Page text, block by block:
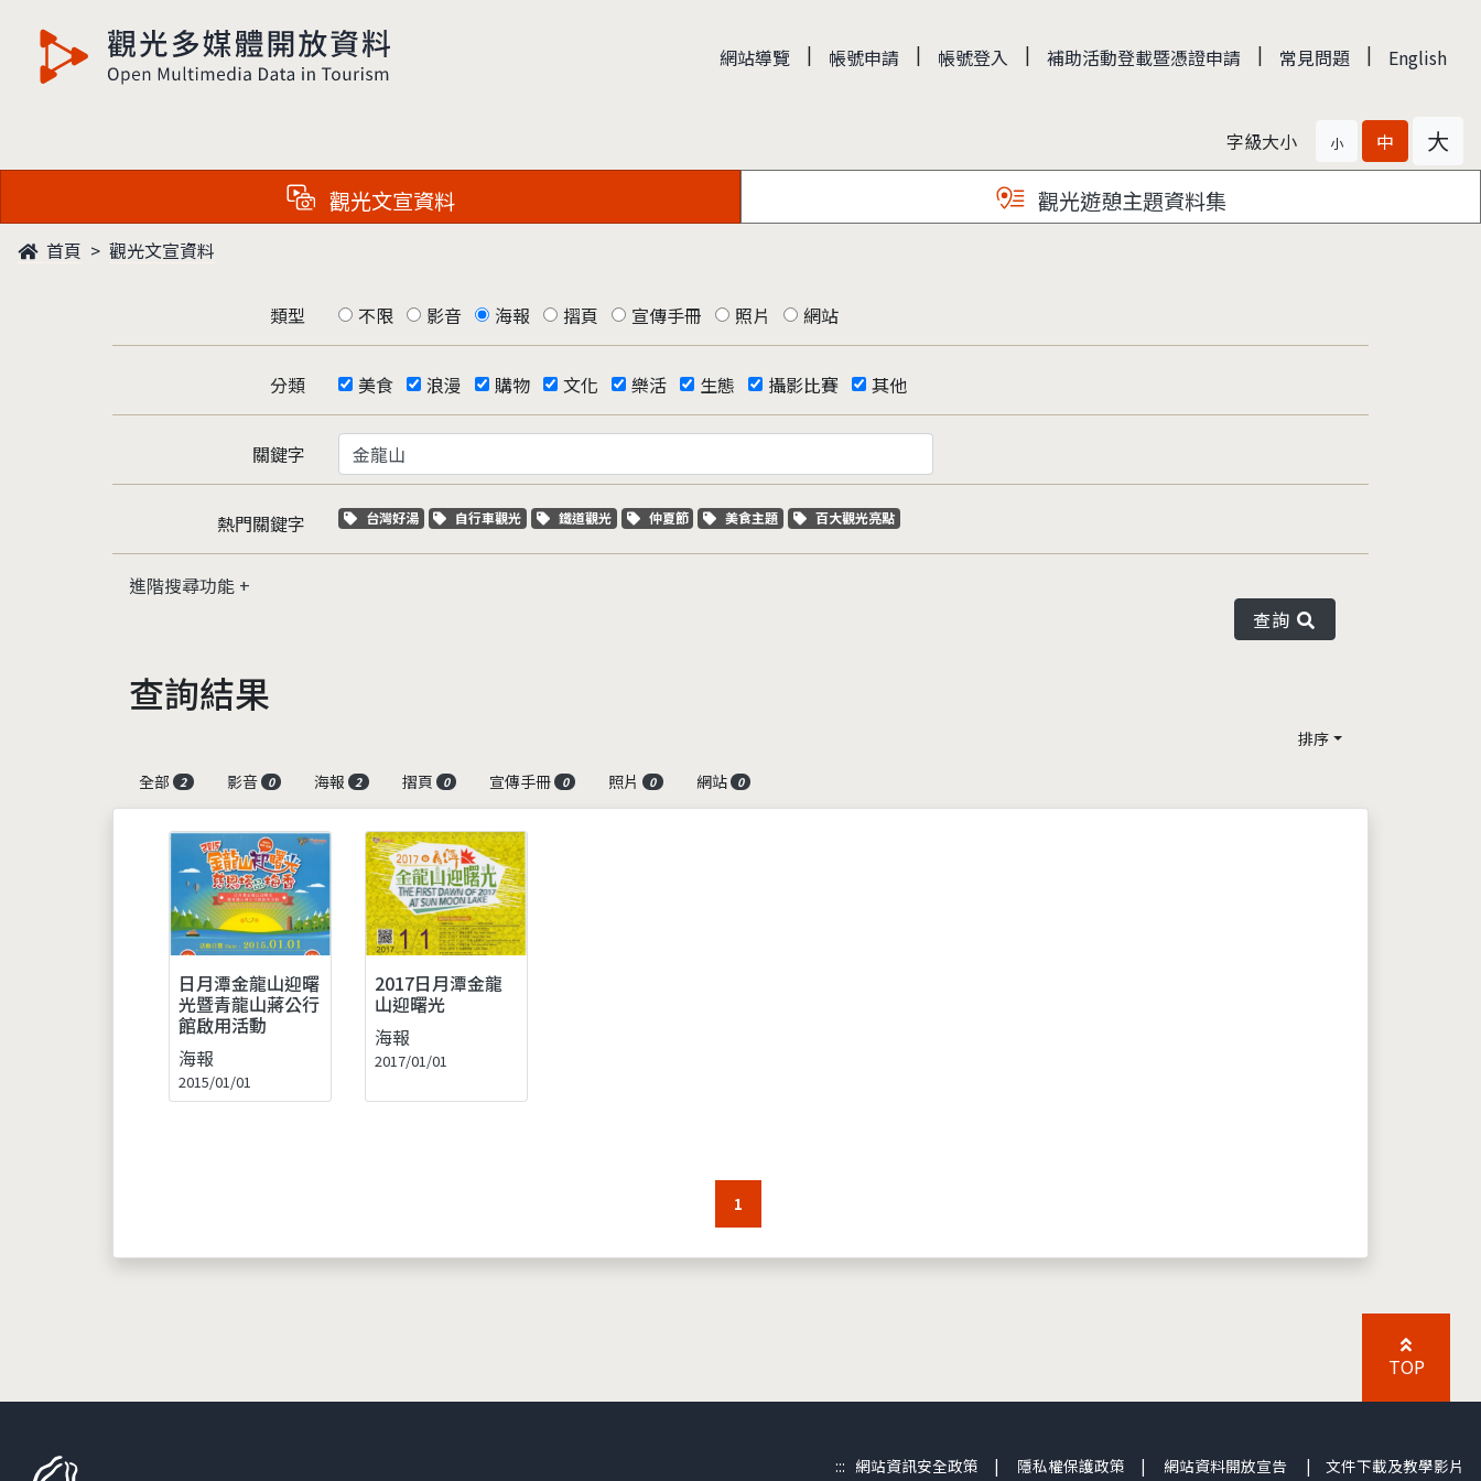
觀光多媒體開放資料 網站導覽 | 帳號申請 | 帳號登入 | 補助活動登載暨憑證申請 | 常見問題 | English
字級大小 小 中 大
觀光文宣資料 觀光遊憩主題資料集
首頁 觀光文宣資料
類型 不限 影音 海報 摺頁 宣傳手冊 照片 網站
分類 美食 浪漫 購物 文化 樂活 生態 攝影比賽 其他
關鍵字
熱門關鍵字 關鍵字標籤
台灣好湯 關鍵字標籤
自行車觀光 關鍵字標籤
鐵道觀光 關鍵字標籤
仲夏節 關鍵字標籤
美食主題 關鍵字標籤
百大觀光亮點
進階搜尋功能
查詢
查詢結果
排序
全部
2 影音 0 海報 2 摺頁 0 宣傳手冊 0 照片 0 網站 0
日月潭金龍山迎曙
光暨青龍山蔣公行
館啟用活動
海報
2015/01/01
2017日月潭金龍
山迎曙光
海報
2017/01/01
1
TOP
::: 網站資訊安全政策 | 隱私權保護政策 | 網站資料開放宣告 | 文件下載及教學影片